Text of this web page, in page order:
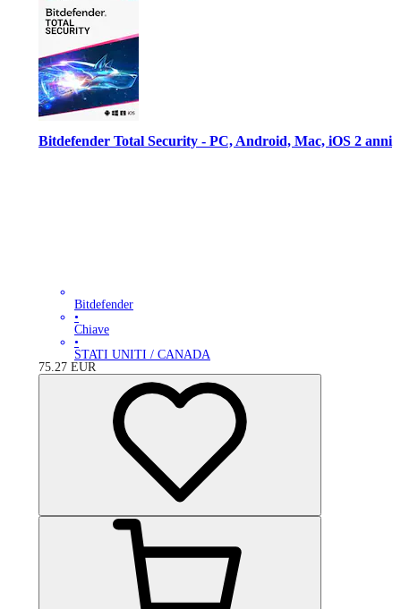
Bitdefender Total Security - PC, Android, Mac, iOS 2 anni
Bitdefender
•
Chiave
•
STATI UNITI / CANADA
75.27 EUR